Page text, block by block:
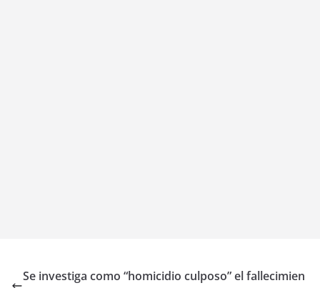
Se investiga como “homicidio culposo” el fallecimien